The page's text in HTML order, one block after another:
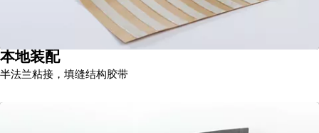
本地装配
半法兰粘接，填缝结构胶带